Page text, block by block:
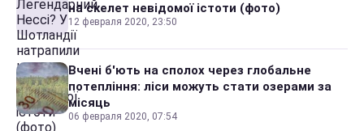
на скелет невідомої істоти (фото)
12 февраля 2020, 23:50
Вчені б'ють на сполох через глобальне
потепління: ліси можуть стати озерами за
місяць
06 февраля 2020, 07:54